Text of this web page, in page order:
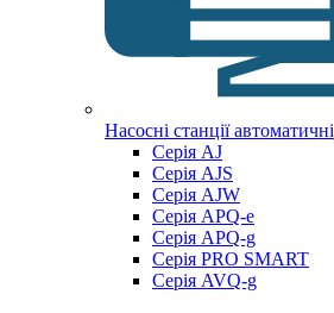
Насосні станції автоматичні
Серія AJ
Серія AJS
Серія AJW
Серія APQ-e
Серія APQ-g
Серія PRO SMART
Серія AVQ-g